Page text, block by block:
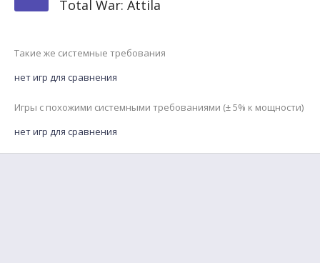
Total War: Attila
Такие же системные требования
нет игр для сравнения
Игры с похожими системными требованиями (± 5% к мощности)
нет игр для сравнения